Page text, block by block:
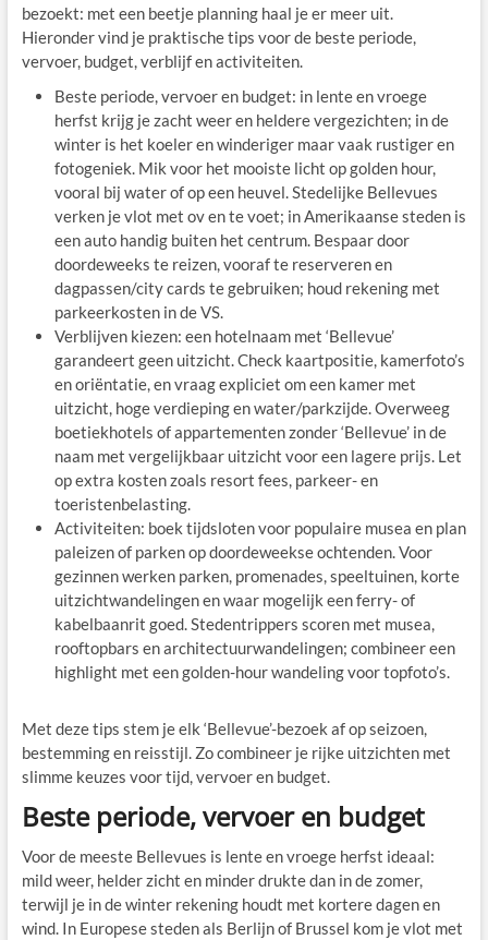
bezoekt: met een beetje planning haal je er meer uit.
Hieronder vind je praktische tips voor de beste periode,
vervoer, budget, verblijf en activiteiten.
Beste periode, vervoer en budget: in lente en vroege
herfst krijg je zacht weer en heldere vergezichten; in de
winter is het koeler en winderiger maar vaak rustiger en
fotogeniek. Mik voor het mooiste licht op golden hour,
vooral bij water of op een heuvel. Stedelijke Bellevues
verken je vlot met ov en te voet; in Amerikaanse steden is
een auto handig buiten het centrum. Bespaar door
doordeweeks te reizen, vooraf te reserveren en
dagpassen/city cards te gebruiken; houd rekening met
parkeerkosten in de VS.
Verblijven kiezen: een hotelnaam met ‘Bellevue’
garandeert geen uitzicht. Check kaartpositie, kamerfoto’s
en oriëntatie, en vraag expliciet om een kamer met
uitzicht, hoge verdieping en water/parkzijde. Overweeg
boetiekhotels of appartementen zonder ‘Bellevue’ in de
naam met vergelijkbaar uitzicht voor een lagere prijs. Let
op extra kosten zoals resort fees, parkeer- en
toeristenbelasting.
Activiteiten: boek tijdsloten voor populaire musea en plan
paleizen of parken op doordeweekse ochtenden. Voor
gezinnen werken parken, promenades, speeltuinen, korte
uitzichtwandelingen en waar mogelijk een ferry- of
kabelbaanrit goed. Stedentrippers scoren met musea,
rooftopbars en architectuurwandelingen; combineer een
highlight met een golden-hour wandeling voor topfoto’s.
Met deze tips stem je elk ‘Bellevue’-bezoek af op seizoen,
bestemming en reisstijl. Zo combineer je rijke uitzichten met
slimme keuzes voor tijd, vervoer en budget.
Beste periode, vervoer en budget
Voor de meeste Bellevues is lente en vroege herfst ideaal:
mild weer, helder zicht en minder drukte dan in de zomer,
terwijl je in de winter rekening houdt met kortere dagen en
wind. In Europese steden als Berlijn of Brussel kom je vlot met